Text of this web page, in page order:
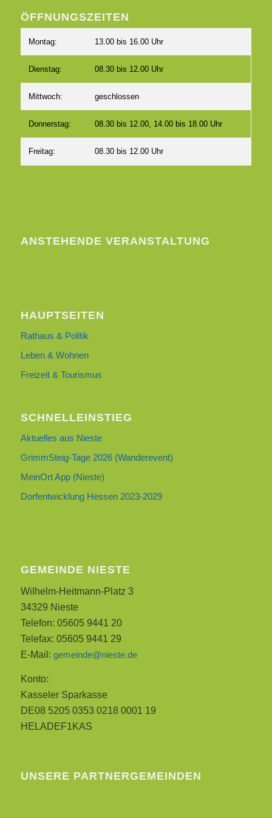
ÖFFNUNGSZEITEN
Montag: 13.00 bis 16.00 Uhr
Dienstag: 08.30 bis 12.00 Uhr
Mittwoch: geschlossen
Donnerstag: 08.30 bis 12.00, 14.00 bis 18.00 Uhr
Freitag: 08.30 bis 12.00 Uhr
ANSTEHENDE VERANSTALTUNG
HAUPTSEITEN
Rathaus & Politik
Leben & Wohnen
Freizeit & Tourismus
SCHNELLEINSTIEG
Aktuelles aus Nieste
GrimmSteig-Tage 2026 (Wanderevent)
MeinOrt App (Nieste)
Dorfentwicklung Hessen 2023-2029
GEMEINDE NIESTE
Wilhelm-Heitmann-Platz 3
34329 Nieste
Telefon: 05605 9441 20
Telefax: 05605 9441 29
E-Mail: gemeinde@nieste.de
Konto:
Kasseler Sparkasse
DE08 5205 0353 0218 0001 19
HELADEF1KAS
UNSERE PARTNERGEMEINDEN